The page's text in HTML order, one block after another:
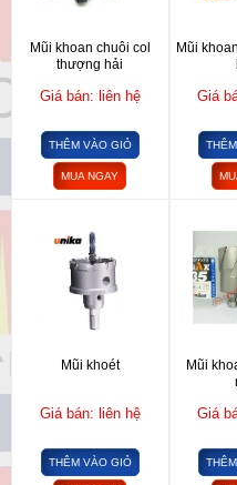
Mũi khoan chuôi col
thượng hải
Giá bán: liên hệ
THÊM VÀO GIỎ
MUA NGAY
Mũi
Giá
Mũi khoét
Giá bán: liên hệ
THÊM VÀO GIỎ
Mũi
Giá